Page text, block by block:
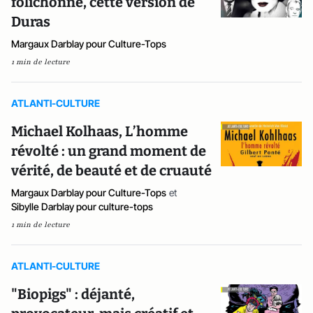
Duras
Margaux Darblay pour Culture-Tops
1 min de lecture
ATLANTI-CULTURE
Michael Kolhaas, L’homme
révolté : un grand moment de
vérité, de beauté et de cruauté
Margaux Darblay pour Culture-Tops et
Sibylle Darblay pour culture-tops
1 min de lecture
ATLANTI-CULTURE
"Biopigs" : déjanté,